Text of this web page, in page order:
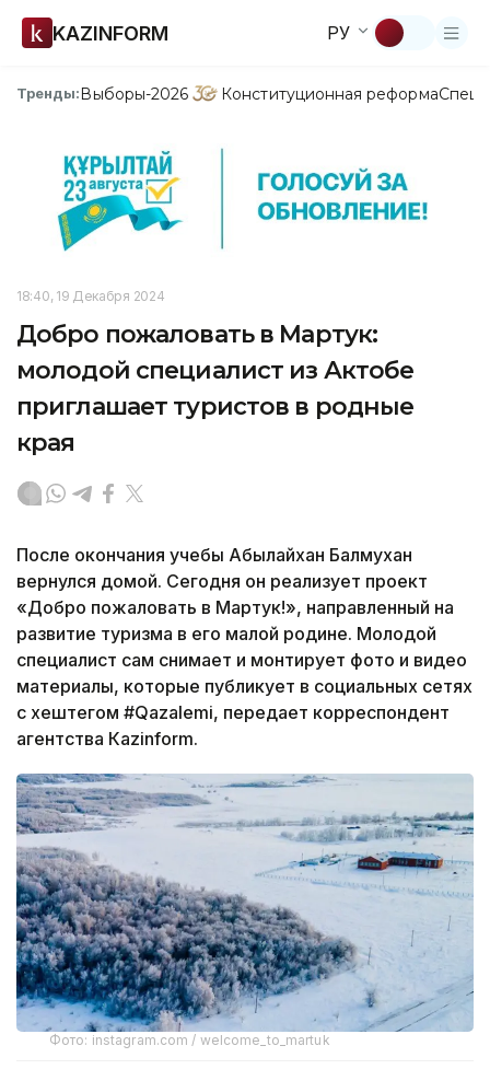
KAZINFORM РУ
Тренды:Выборы-2026 Конституционная реформа
18:40, 19 Декабря 2024
Добро пожаловать в Мартук:
молодой специалист из Актобе
приглашает туристов в родные
края
После окончания учебы Абылайхан Балмухан
вернулся домой. Сегодня он реализует проект
«Добро пожаловать в Мартук!», направленный на
развитие туризма в его малой родине. Молодой
специалист сам снимает и монтирует фото и видео
материалы, которые публикует в социальных сетях
с хештегом #Qazalemi, передает корреспондент
агентства Кazinform.
Фото: instagram.com / welcome_to_martuk